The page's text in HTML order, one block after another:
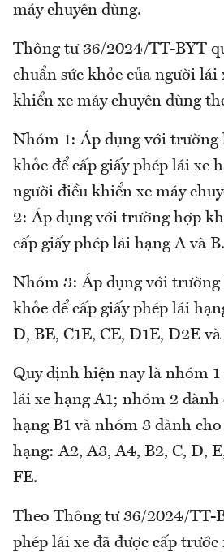
máy chuyên dùng.
Thông tư 36/2024/TT-BYT
chuẩn sức khỏe của người lái
khiển xe máy chuyên dùng
Nhóm 1: Áp dụng với trường
khỏe để cấp giấy phép lái xe
người điều khiển xe máy
2: Áp dụng với trường hợp
cấp giấy phép lái hạng A và B.
Nhóm 3: Áp dụng với trường
khỏe để cấp giấy phép lái
D, BE, C1E, CE, D1E, D2E
Quy định hiện nay là nhóm
lái xe hạng A1; nhóm 2 dành
hạng B1 và nhóm 3 dành
hạng: A2, A3, A4, B2, C, D,
FE.
Theo Thông tư 36/2024/TT-
phép lái xe đã được cấp trước